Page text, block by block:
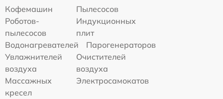
Кофемашин
Пылесосов
Роботов-
пылесосов
Индукционных
плит
Водонагревателей
Парогенераторов
Увлажнителей
воздуха
Очистителей
воздуха
Массажных
кресел
Электросамокатов